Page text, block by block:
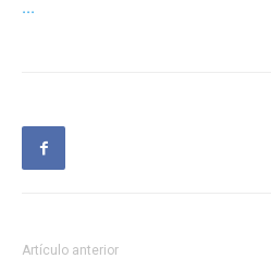
···
Artículo anterior